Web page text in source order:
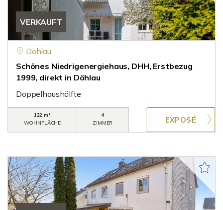
VERKAUFT
Döhlau
Schönes Niedrigenergiehaus, DHH, Erstbezug
1999, direkt in Döhlau
Doppelhaushälfte
122 m²
WOHNFLÄCHE
4
ZIMMER